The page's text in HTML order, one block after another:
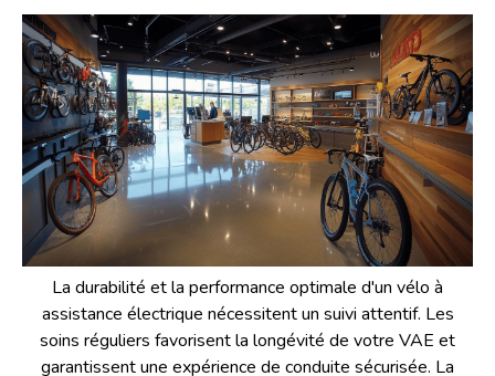
La durabilité et la performance optimale d'un vélo à
assistance électrique nécessitent un suivi attentif. Les
soins réguliers favorisent la longévité de votre VAE et
garantissent une expérience de conduite sécurisée. La